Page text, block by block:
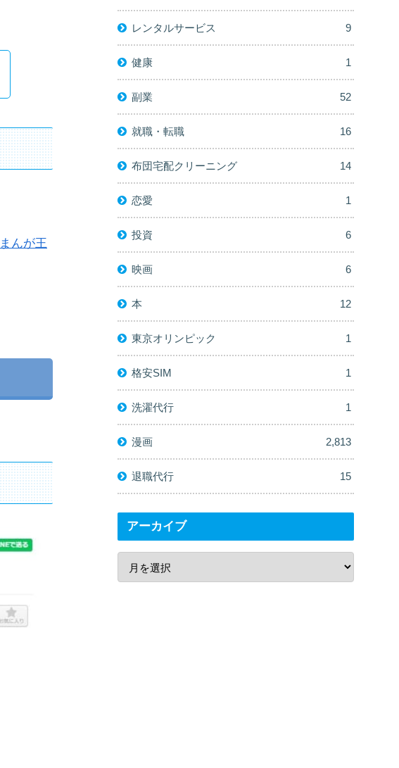
まんが王
レンタルサービス 9
健康 1
副業 52
就職・転職 16
布団宅配クリーニング 14
恋愛 1
投資 6
映画 6
本 12
東京オリンピック 1
格安SIM 1
洗濯代行 1
漫画 2,813
退職代行 15
アーカイブ